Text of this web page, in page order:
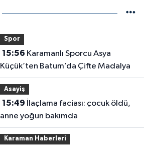
Spor
15:56
Küçük’ten Batum’da Çifte Madalya
Asayiş
15:49
anne yoğun bakımda
Karaman Haberleri